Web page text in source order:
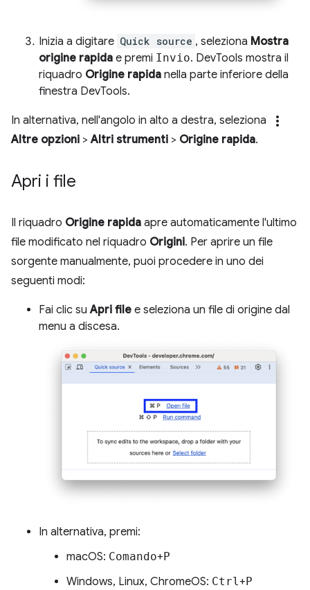
Inizia a digitare Quick source , seleziona Mostra
origine rapida e premi Invio. DevTools mostra il
riquadro Origine rapida nella parte inferiore della
finestra DevTools.
In alternativa, nell'angolo in alto a destra, seleziona more_vert
Altre opzioni >Altri strumenti > Origine rapida.
Apri i file
Il riquadro Origine rapida apre automaticamente l'ultimo
file modificato nel riquadro Origini. Per aprire un file
sorgente manualmente, puoi procedere in uno dei
seguenti modi:
Fai clic suApri file e seleziona un file di origine dal
menu a discesa.
In alternativa, premi:
macOS: Comando+ P
Windows, Linux, ChromeOS: Ctrl+ P